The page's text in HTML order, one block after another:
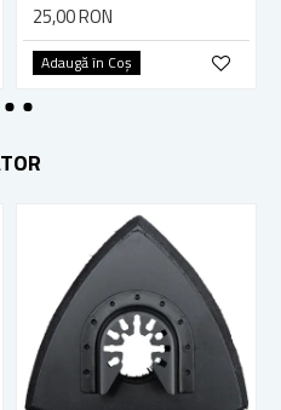
25,00 RON
Adaugă în Coş